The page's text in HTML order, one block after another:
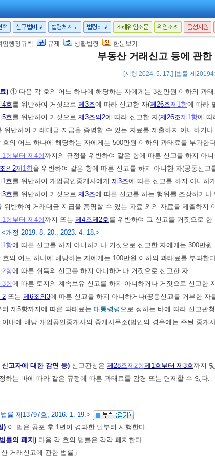
혁 신구법비교 법령체계도 법령비교 조례위임조문 위임조례 음성지원
임행정규칙 규제 생활법령 한눈보기
부동산 거래신고 등에 관한
[시행 2024. 5. 17.] [법률 제
정)법인의 대표자나 법인 또는 개인의 대리인, 사용인, 그 밖의 종업
인 또는 개인에게도 해당 조문의 벌금형을 과(科)한다. 다만, 법인 또는
) ① 다음 각 호의 어느 하나에 해당하는 자에게는 3천만원 이하의 과
4호를 위반하여 거짓으로 제3조에 따라 신고한 자(제26조제1항에 따라
5호를 위반하여 거짓으로 제3조의2에 따라 신고한 자(제26조제1항에 따
위반하여 거래대금 지급을 증명할 수 있는 자료를 제출하지 아니하거
의 어느 하나에 해당하는 자에게는 500만원 이하의 과태료를 부과한
1항부터 제4항까지의 규정을 위반하여 같은 항에 따른 신고를 하지 아
의2제1항을 위반하여 같은 항에 따른 신고를 하지 아니한 자(공동신고
1호를 위반하여 개업공인중개사에게 제3조에 따른 신고를 하지 아니하
3호를 위반하여 거짓으로 제3조에 따른 신고를 하는 행위를 조장하거나
위반하여 거래대금 지급을 증명할 수 있는 자료 외의 자료를 제출하지
1항부터 제4항까지 또는 제4조제2호를 위반하여 그 신고를 거짓으로
<개정 2019. 8. 20., 2023. 4. 18.>
1항에 따른 신고를 하지 아니하거나 거짓으로 신고한 자에게는 300만
의 어느 하나에 해당하는 자에게는 100만원 이하의 과태료를 부과한
2항에 따른 취득의 신고를 하지 아니하거나 거짓으로 신고한 자
3항에 따른 토지의 계속보유 신고를 하지 아니하거나 거짓으로 신고한
2 또는 제6조의3에 따른 신고를 하지 아니하거나(공동신고를 거부한 자
제5항까지에 따른 과태료는 대통령령 으로 정하는 바에 따라 신고관
이내에 해당 개업공인중개사의 중개사무소(법인의 경우에는 주된 중
고자에 대한 감면 등) 신고관청은 제28조제2항제1호부터 제3호까지
하는 바에 따라 같은 규정에 따른 과태료를 감경 또는 면제할 수 있다.
률 제13797호, 2016. 1. 19.>
) 이 법은 공포 후 1년이 경과한 날부터 시행한다.
률의 폐지) 다음 각 호의 법률은 각각 폐지한다.
거래신고에 관한 법률」